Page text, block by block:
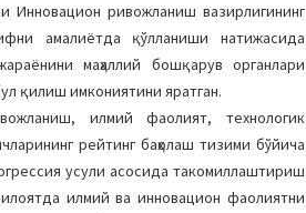
Инновацион ривожланиш вазирлигининг
амалиётда қўлланиши натижасида
маҳаллий бошқарув органлари
қилиш имкониятини яратган.
илмий фаолият, технологик
рейтинг баҳолаш тизими бўйича
усули асосида такомиллаштириш
илмий ва инновацион фаолиятни